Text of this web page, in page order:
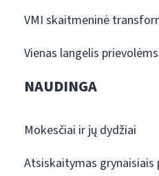
VMI skaitmeninė
Vienas langelis
NAUDINGA
Mokesčiai ir jų dydžiai
Atsiskaitymas grynaisiais